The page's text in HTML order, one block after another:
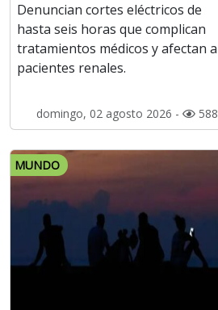
Denuncian cortes eléctricos de
hasta seis horas que complican
tratamientos médicos y afectan a
pacientes renales.
domingo, 02 agosto 2026 - 588
MUNDO